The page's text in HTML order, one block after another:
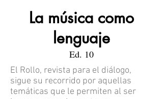
La música como
lenguaje
Ed. 10
El Rollo, revista para el diálogo,
sigue su recorrido por aquellas
temáticas que le permiten al ser